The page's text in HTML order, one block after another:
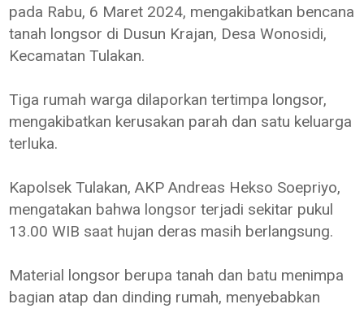
pada Rabu, 6 Maret 2024, mengakibatkan bencana
tanah longsor di Dusun Krajan, Desa Wonosidi,
Kecamatan Tulakan.
Tiga rumah warga dilaporkan tertimpa longsor,
mengakibatkan kerusakan parah dan satu keluarga
terluka.
Kapolsek Tulakan, AKP Andreas Hekso Soepriyo,
mengatakan bahwa longsor terjadi sekitar pukul
13.00 WIB saat hujan deras masih berlangsung.
Material longsor berupa tanah dan batu menimpa
bagian atap dan dinding rumah, menyebabkan